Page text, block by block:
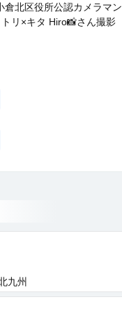
倉北区役所公認カメラマン
トリ×キタ Hiro📸さん撮影
九州